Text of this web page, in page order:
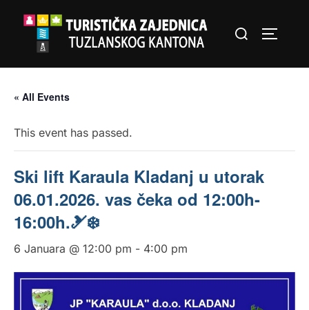
Search
« All Events
This event has passed.
Ski lift Karaula Kladanj u utorak
06.01.2026. vas čeka od 12:00h-
16:00h.🎿❄️
6 Januara @ 12:00 pm - 4:00 pm